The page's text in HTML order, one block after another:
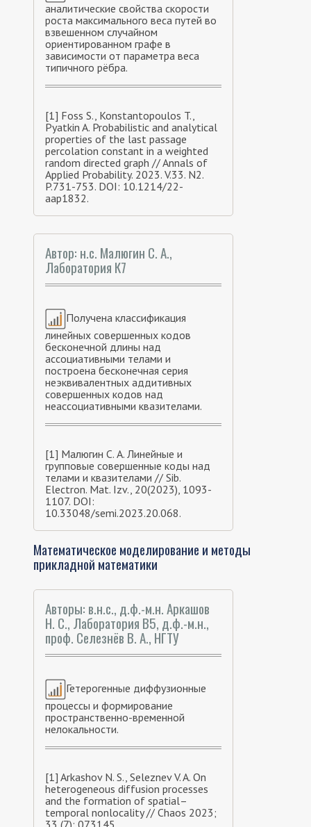
аналитические свойства скорости
роста максимального веса путей во
взвешенном случайном
ориентированном графе в
зависимости от параметра веса
типичного рёбра.
[1] Foss S., Konstantopoulos T.,
Pyatkin A. Probabilistic and analytical
properties of the last passage
percolation constant in a weighted
random directed graph // Annals of
Applied Probability. 2023. V.33. N2.
P.731-753. DOI: 10.1214/22-
aap1832.
Автор: н.с. Малюгин С. А.,
Лаборатория К7
Получена классификация
линейных совершенных кодов
бесконечной длины над
ассоциативными телами и
построена бесконечная серия
неэквивалентных аддитивных
совершенных кодов над
неассоциативными квазителами.
[1] Малюгин С. А. Линейные и
групповые совершенные коды над
телами и квазителами // Sib.
Electron. Mat. Izv., 20(2023), 1093-
1107. DOI:
10.33048/semi.2023.20.068.
Математическое моделирование и методы
прикладной математики
Авторы: в.н.с., д.ф.-м.н. Аркашов
Н. С., Лаборатория В5, д.ф.-м.н.,
проф. Селезнёв В. А., НГТУ
Гетерогенные диффузионные
процессы и формирование
пространственно-временной
нелокальности.
[1] Arkashov N. S., Seleznev V. A. On
heterogeneous diffusion processes
and the formation of spatial–
temporal nonlocality // Chaos 2023;
33 (7): 073145.